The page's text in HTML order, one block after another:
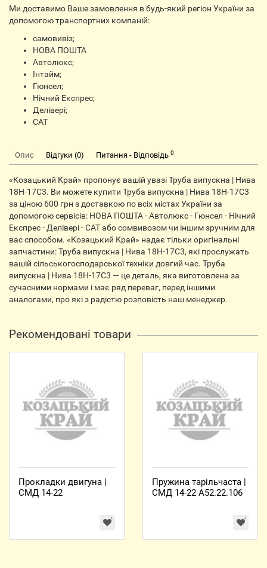
Ми доставимо Ваше замовлення в будь-який регіон України за
допомогою транспортних компаній:
самовивіз;
НОВА ПОШТА
Автолюкс;
Інтайм;
Гюнсел;
Нічний Експрес;
Делівері;
CАТ
Опис Відгуки (0) Питання - Відповідь 0
«Козацький Край» пропонує вашій увазі Труба випускна | Нива
18Н-17С3. Ви можете купити Труба випускна | Нива 18Н-17С3
за ціною 600 грн з доставкою по всіх містах України за
допомогою сервісів: НОВА ПОШТА - Автолюкс - Гюнсел - Нічний
Експрес - Делівері - CАТ або сомвивозом чи іншим зручним для
вас способом. «Козацький Край» надає тільки оригінальні
запчастини: Труба випускна | Нива 18Н-17С3, які прослужать
вашій сільськогосподарської техніки довгий час. Труба
випускна | Нива 18Н-17С3 — це деталь, яка виготовлена ​​за
сучасними нормами і має ряд переваг, перед іншими
аналогами, про які з радістю розповість наш менеджер.
Рекомендовані товари
Прокладки двигуна |
СМД 14-22
Пружина тарільчаста |
СМД 14-22 А52.22.106